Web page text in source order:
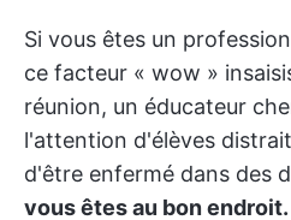
Si vous êtes un
ce facteur « wow »
réunion, un éducateur
l'attention d'élèves
d'être enfermé dans des
vous êtes au bon endroit.